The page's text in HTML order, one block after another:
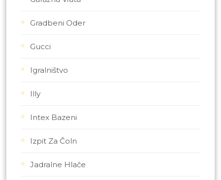
Gradbeni Oder
Gucci
Igralništvo
Illy
Intex Bazeni
Izpit Za Čoln
Jadralne Hlače